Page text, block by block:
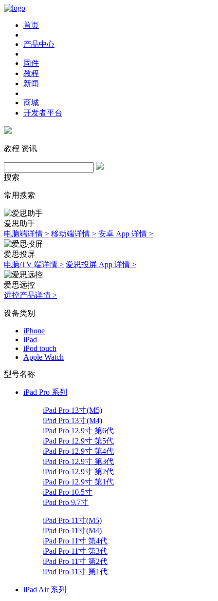
首页
产品中心
固件
教程
新闻
商城
开发者平台
教程 资讯
搜索
常用搜索
爱思助手
电脑端详情 > 移动端详情 > 安卓 App 详情 >
爱思投屏
电脑/TV 端详情 > 爱思投屏 App 详情 >
爱思远控
远控产品详情 >
设备类别
iPhone
iPad
iPod touch
Apple Watch
型号名称
iPad Pro 系列
iPad Pro 13寸(M5)
iPad Pro 13寸(M4)
iPad Pro 12.9寸 第6代
iPad Pro 12.9寸 第5代
iPad Pro 12.9寸 第4代
iPad Pro 12.9寸 第3代
iPad Pro 12.9寸 第2代
iPad Pro 12.9寸 第1代
iPad Pro 10.5寸
iPad Pro 9.7寸
iPad Pro 11寸(M5)
iPad Pro 11寸(M4)
iPad Pro 11寸 第4代
iPad Pro 11寸 第3代
iPad Pro 11寸 第2代
iPad Pro 11寸 第1代
iPad Air 系列